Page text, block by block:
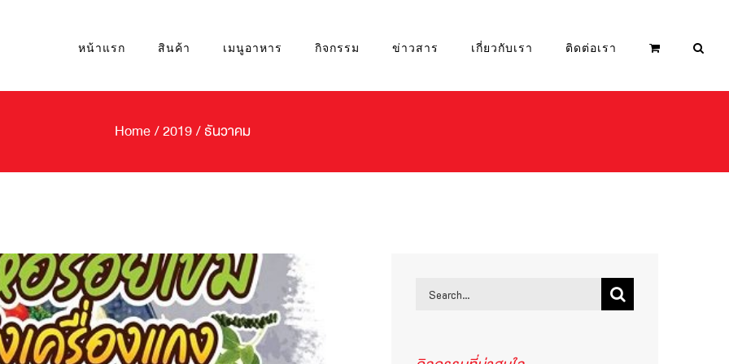
หน้าแรก สินค้า เมนูอาหาร กิจกรรม ข่าวสาร เกี่ยวกับเรา ติดต่อเรา
Home/2019/ ธันวาคม
Search